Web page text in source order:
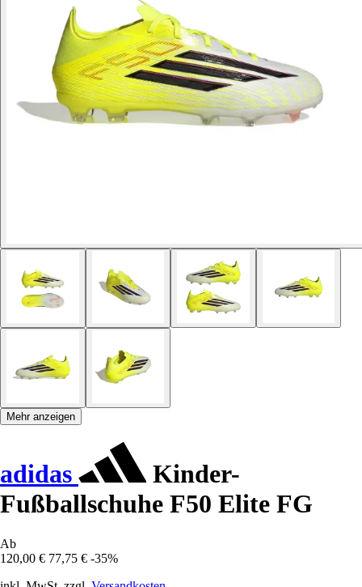
Mehr anzeigen
adidas
Kinder-
Fußballschuhe F50 Elite FG
Ab
120,00 € 77,75 € -35%